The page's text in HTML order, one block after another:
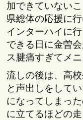
加できていないこ
県総体の応援に
インターハイに
できる日に金曽
ス腱痛すぎてメ
流しの後は、高
と声出しをして
になってしまっ
に立てるほどの